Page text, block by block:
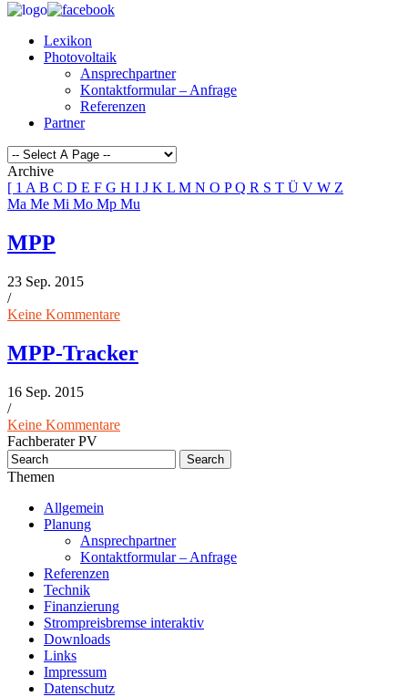
Lexikon
Photovoltaik
Ansprechpartner
Kontaktformular – Anfrage
Referenzen
Partner
Archive
[ 1 A B C D E F G H I J K L M N O PQ R S T Ü V W Z
Ma Me Mi Mo Mp Mu
MPP
23 Sep. 2015
/
Keine Kommentare
MPP-Tracker
16 Sep. 2015
/
Keine Kommentare
Fachberater PV
Themen
Allgemein
Planung
Ansprechpartner
Kontaktformular – Anfrage
Referenzen
Technik
Finanzierung
Strompreisbremse interaktiv
Downloads
Links
Impressum
Datenschutz